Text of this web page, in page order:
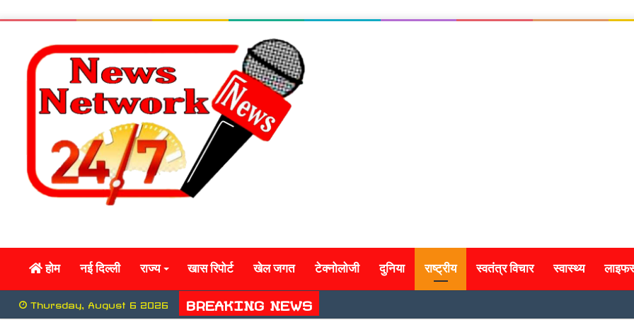
होम नई दिल्ली राज्य खास रिपोर्ट खेल जगत टेक्नोलोजी दुनिया राष्ट्रीय स्वतंत्र विचार स्वास्थ्य
Thursday, August 6 2026 BREAKING NEWS